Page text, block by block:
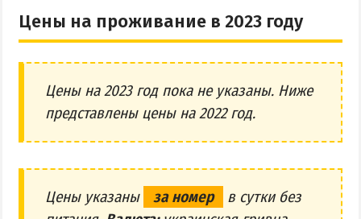
Цены на проживание в 2023 году
Цены на 2023 год пока не указаны. Ниже
представлены цены на 2022 год.
Цены указаны за номер
в сутки без